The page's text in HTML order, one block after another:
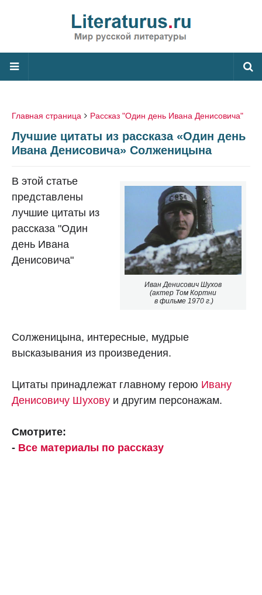
Главная страница Рассказ "Один день Ивана Денисовича"
Лучшие цитаты из рассказа «Один день
Ивана Денисовича» Солженицына
Иван Денисович Шухов
(актер Том Кортни
в фильме 1970 г.)
В этой статье
представлены
лучшие цитаты из
рассказа "Один
день Ивана
Денисовича"
Солженицына, интересные, мудрые
высказывания из произведения.
Цитаты принадлежат главному герою Ивану
Денисовичу Шухову и другим персонажам.
Смотрите:
- Все материалы по рассказу